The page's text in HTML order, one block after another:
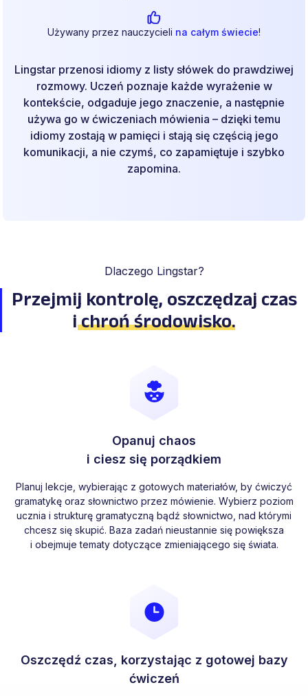
Używany przez nauczycieli na całym świecie!
Lingstar przenosi idiomy z listy słówek do prawdziwej
rozmowy. Uczeń poznaje każde wyrażenie w
kontekście, odgaduje jego znaczenie, a następnie
używa go w ćwiczeniach mówienia – dzięki temu
idiomy zostają w pamięci i stają się częścią jego
komunikacji, a nie czymś, co zapamiętuje i szybko
zapomina.
Dlaczego Lingstar?
Przejmij kontrolę, oszczędzaj czas
ichroń środowisko.
Opanuj chaos
i ciesz się porządkiem
Planuj lekcje, wybierając z gotowych materiałów, by ćwiczyć
gramatykę oraz słownictwo przez mówienie. Wybierz poziom
ucznia i strukturę gramatyczną bądź słownictwo, nad którymi
chcesz się skupić. Baza zadań nieustannie się powiększa
i obejmuje tematy dotyczące zmieniającego się świata.
Oszczędź czas, korzystając z gotowej bazy
ćwiczeń